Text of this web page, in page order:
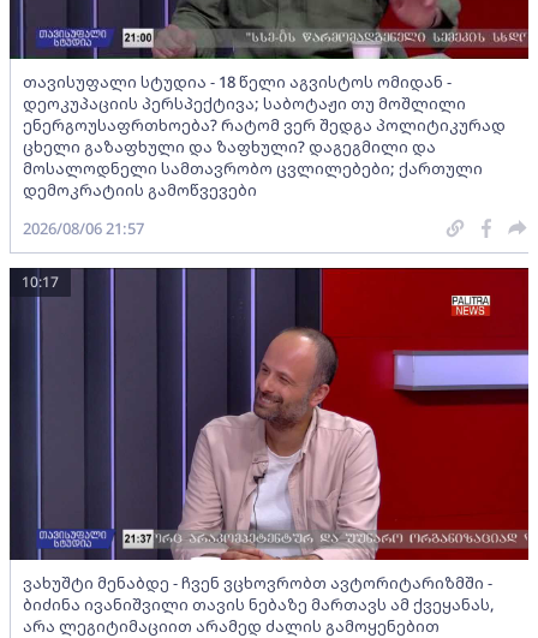
თავისუფალი სტუდია - 18 წელი აგვისტოს ომიდან -
დეოკუპაციის პერსპექტივა; საბოტაჟი თუ მოშლილი
ენერგოუსაფრთხოება? რატომ ვერ შედგა პოლიტიკურად
ცხელი გაზაფხული და ზაფხული? დაგეგმილი და
მოსალოდნელი სამთავრობო ცვლილებები; ქართული
დემოკრატიის გამოწვევები
2026/08/06 21:57
ვახუშტი მენაბდე - ჩვენ ვცხოვრობთ ავტორიტარიზმში -
ბიძინა ივანიშვილი თავის ნებაზე მართავს ამ ქვეყანას,
არა ლეგიტიმაციით არამედ ძალის გამოყენებით
10:17